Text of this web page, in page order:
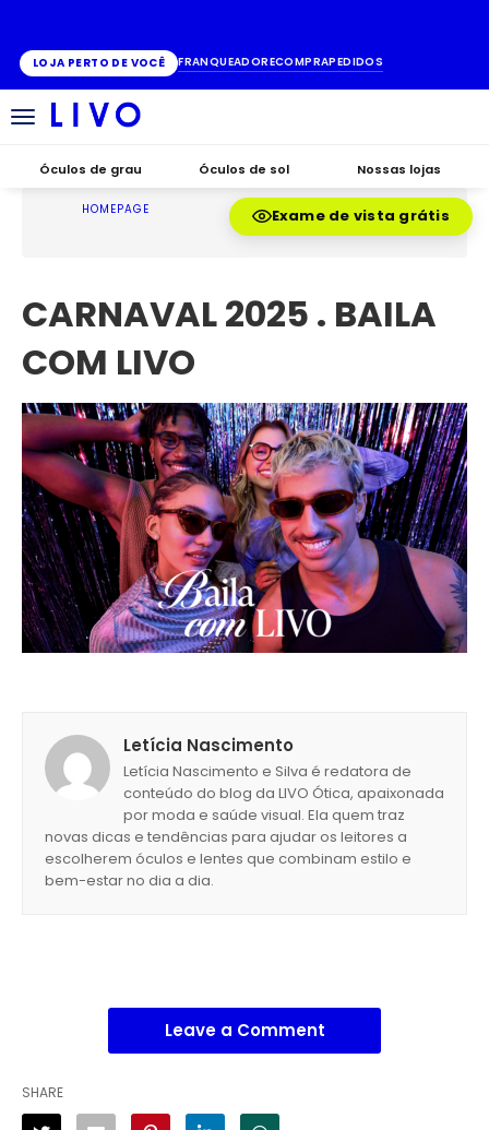
LOJA PERTO DE VOCÊ FRANQUEADORECOMPRAPEDIDOS
Alternar
Óculos de grau Óculos de sol Nossas lojas
Exame de vista grátis
HOMEPAGE
CARNAVAL 2025 . BAILA
COM LIVO
Letícia Nascimento
Letícia Nascimento e Silva é redatora de
conteúdo do blog da LIVO Ótica, apaixonada
por moda e saúde visual. Ela quem traz
novas dicas e tendências para ajudar os leitores a
escolherem óculos e lentes que combinam estilo e
bem-estar no dia a dia.
Leave a Comment
SHARE